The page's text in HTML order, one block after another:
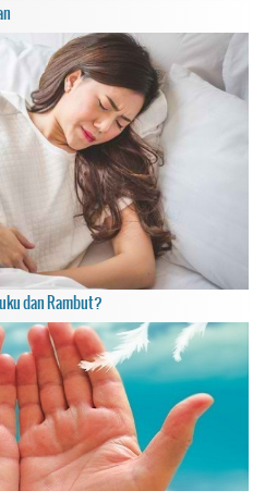
dan Rambut?